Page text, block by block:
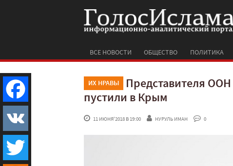
ВСЕ НОВОСТИ ОБЩЕСТВО ПОЛИТИКА
ИХ НРАВЫ
Представителя
пустили в Крым
11 ИЮНЯ'2018 В 19:00 НУРУЛЬ ИМАН 0
Facebook
VK